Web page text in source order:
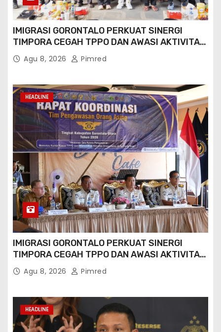
IMIGRASI GORONTALO PERKUAT SINERGI
TIMPORA CEGAH TPPO DAN AWASI AKTIVITAS
ORANG ASING DI GORONTALO UTARA
Agu 8, 2026 Pimred
HEADLINE
IMIGRASI GORONTALO PERKUAT SINERGI
TIMPORA CEGAH TPPO DAN AWASI AKTIVITAS
ORANG ASING DI GORONTALO UTARA
Agu 8, 2026 Pimred
HEADLINE